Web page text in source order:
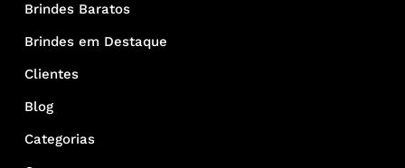
Brindes Baratos
Brindes em Destaque
Clientes
Blog
Categorias